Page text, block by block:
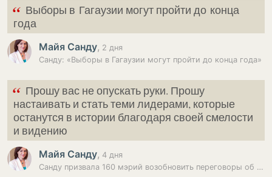
“ Выборы в Гагаузии могут пройти до конца
года
Майя Санду, 2 дня
Санду: «Выборы в Гагаузии могут пройти до конца года»
“ Прошу вас не опускать руки. Прошу
настаивать и стать теми лидерами, которые
останутся в истории благодаря своей смелости
и видению
Майя Санду, 4 дня
Санду призвала 160 мэрий возобновить переговоры об объединении